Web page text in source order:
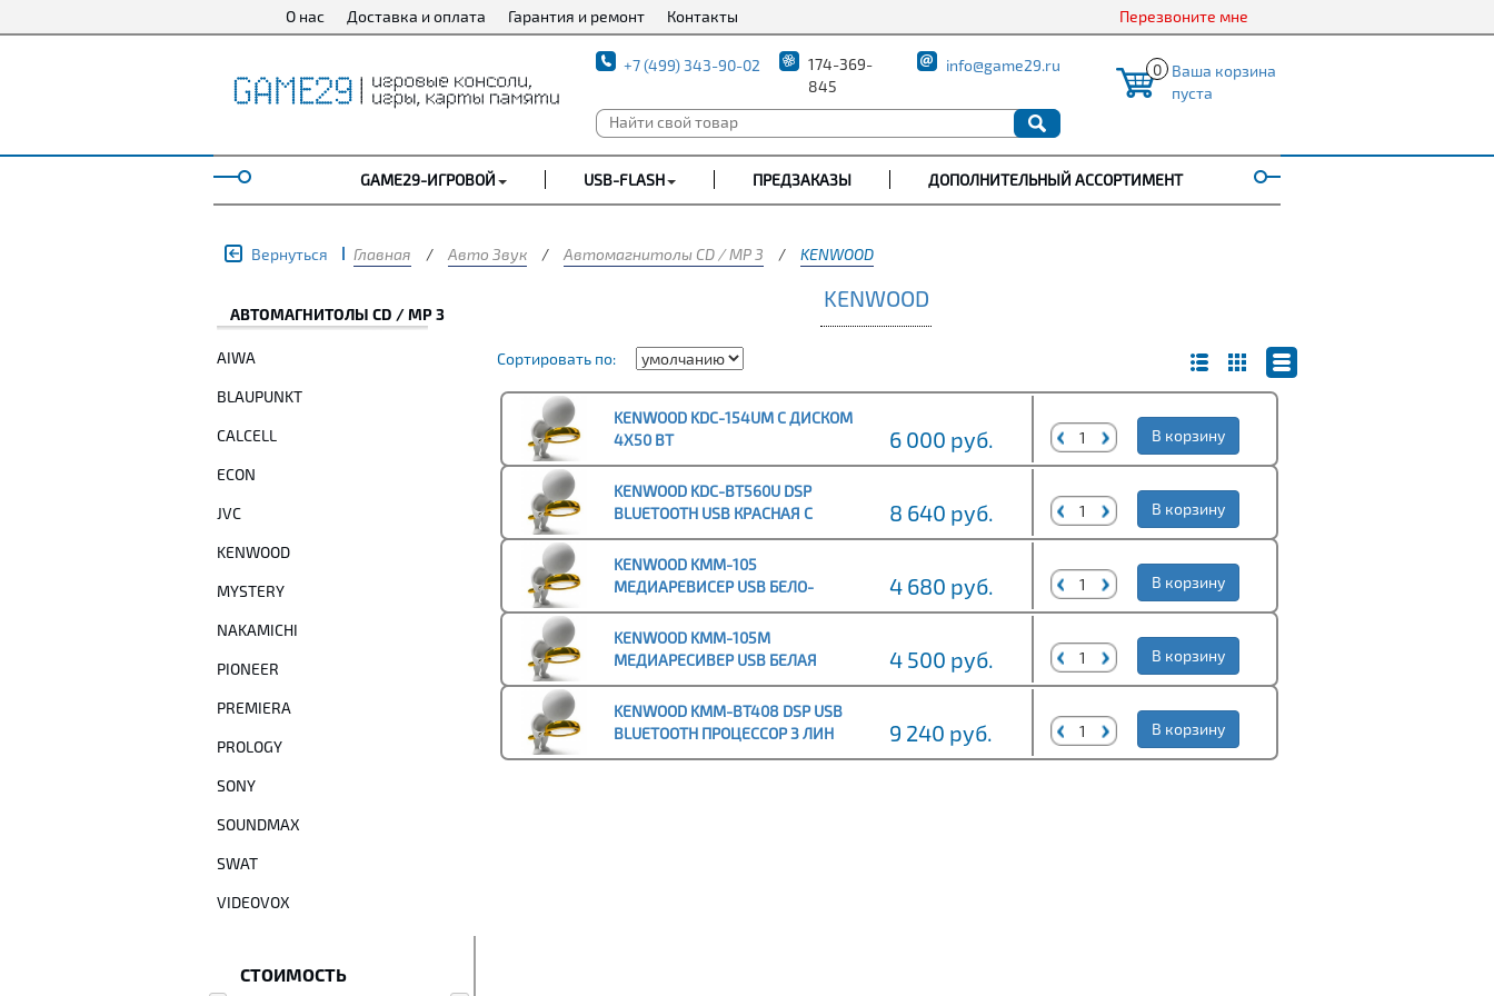
О нас Доставка и оплата Гарантия и ремонт Контакты Перезвоните мне
+7 (499) 343-90-02
174-369-
845
info@game29.ru 0 Ваша корзина
пуста
GAME29-ИГРОВОЙ USB-FLASH ПРЕДЗАКАЗЫ ДОПОЛНИТЕЛЬНЫЙ АССОРТИМЕНТ
Вернуться Главная / Авто Звук / Автомагнитолы CD / MP 3 / KENWOOD
АВТОМАГНИТОЛЫ CD / MP 3
AIWA
BLAUPUNKT
CALCELL
ECON
JVC
KENWOOD
MYSTERY
NAKAMICHI
PIONEER
PREMIERA
PROLOGY
SONY
SOUNDMAX
SWAT
VIDEOVOX
СТОИМОСТЬ
KENWOOD
Сортировать по:
KENWOOD KDC-154UM С ДИСКОМ
4Х50 ВТ
6 000 руб. В корзину
KENWOOD KDC-BT560U DSP
BLUETOOTH USB КРАСНАЯ С
ДИСКОМ!
8 640 руб. В корзину
KENWOOD KMM-105
МЕДИАРЕВИСЕР USB БЕЛО-
ЗЕЛЕНАЯ ПОДСВЕТКА
4 680 руб. В корзину
KENWOOD KMM-105M
МЕДИАРЕСИВЕР USB БЕЛАЯ
ПОДСВЕТКА
4 500 руб. В корзину
KENWOOD KMM-BT408 DSP USB
BLUETOOTH ПРОЦЕССОР 3 ЛИН
ВЫХОДА ИЗМЕН ПОДСВЕТКА
9 240 руб. В корзину